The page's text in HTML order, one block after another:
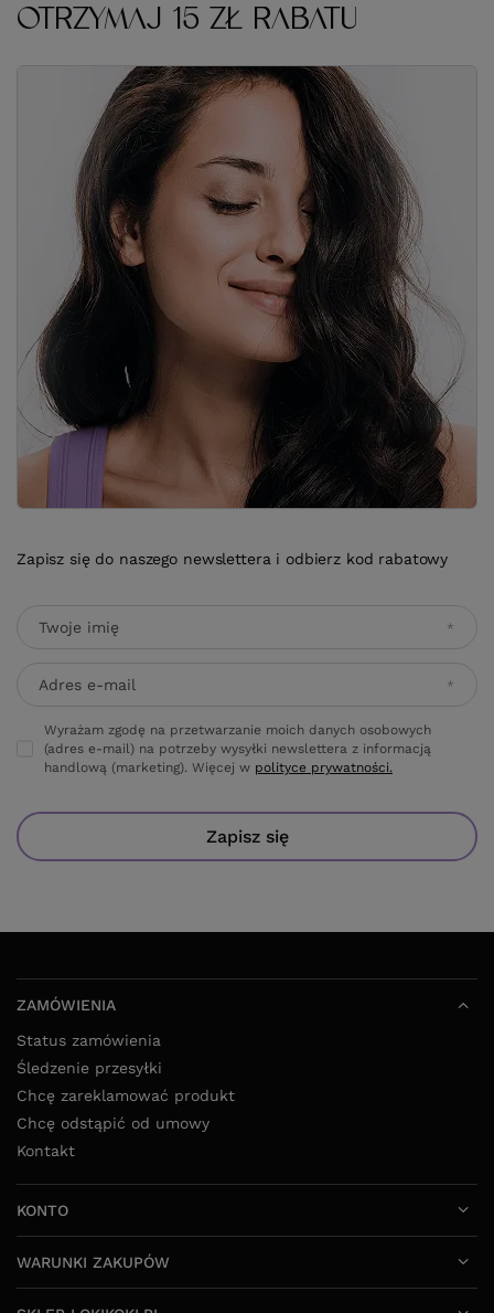
OTRZYMAJ 15 ZŁ RABATU
Zapisz się do naszego newslettera i odbierz kod rabatowy
Twoje imię
Adres e-mail
Wyrażam zgodę na przetwarzanie moich danych osobowych
(adres e-mail) na potrzeby wysyłki newslettera z informacją
handlową (marketing). Więcej w polityce prywatności.
Zapisz się
ZAMÓWIENIA
Status zamówienia
Śledzenie przesyłki
Chcę zareklamować produkt
Chcę odstąpić od umowy
Kontakt
KONTO
WARUNKI ZAKUPÓW